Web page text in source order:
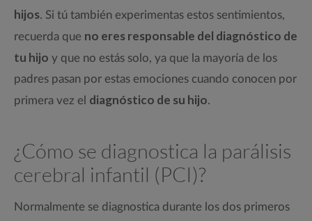
hijos. Si tú también experimentas estos sentimientos,
recuerda que no eres responsable del diagnóstico de
tu hijo y que no estás solo, ya que la mayoría de los
padres pasan por estas emociones cuando conocen por
primera vez el diagnóstico de su hijo.
¿Cómo se diagnostica la parálisis
cerebral infantil (PCI)?
Normalmente se diagnostica durante los dos primeros